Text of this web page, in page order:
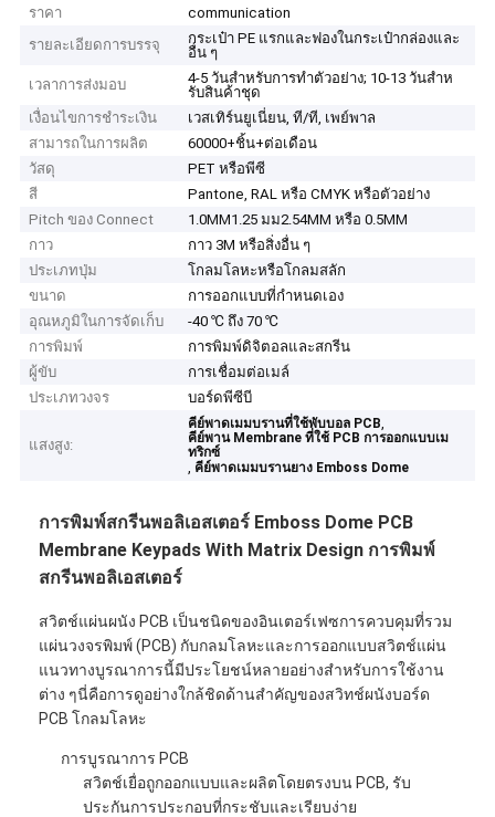
ราคา
communication
รายละเอียดการบรรจุ
กระเป๋า PE แรกและฟองในกระเป๋ากล่องและ
อื่น ๆ
เวลาการส่งมอบ
4-5 วันสําหรับการทําตัวอย่าง; 10-13 วันสําห
รับสินค้าชุด
เงื่อนไขการชำระเงิน
เวสเทิร์นยูเนี่ยน, ที/ที, เพย์พาล
สามารถในการผลิต
60000+ชิ้น+ต่อเดือน
วัสดุ
PET หรือพีซี
สี
Pantone, RAL หรือ CMYK หรือตัวอย่าง
Pitch ของ Connect
1.0MM1.25 มม2.54MM หรือ 0.5MM
กาว
กาว 3M หรือสิ่งอื่น ๆ
ประเภทปุ่ม
โกลมโลหะหรือโกลมสลัก
ขนาด
การออกแบบที่กำหนดเอง
อุณหภูมิในการจัดเก็บ
-40 ℃ ถึง 70 ℃
การพิมพ์
การพิมพ์ดิจิตอลและสกรีน
ผู้ขับ
การเชื่อมต่อเมล์
ประเภทวงจร
บอร์ดพีซีบี
แสงสูง:
คีย์พาดเมมบรานที่ใช้พับบอล PCB,
คีย์พาน Membrane ที่ใช้ PCB การออกแบบเม
ทริกซ์
, คีย์พาดเมมบรานยาง Emboss Dome
การพิมพ์สกรีนพอลิเอสเตอร์ Emboss Dome PCB
Membrane Keypads With Matrix Design การพิมพ์
สกรีนพอลิเอสเตอร์
สวิตช์แผ่นผนัง PCB เป็นชนิดของอินเตอร์เฟซการควบคุมที่รวม
แผ่นวงจรพิมพ์ (PCB) กับกลมโลหะและการออกแบบสวิตช์แผ่น
แนวทางบูรณาการนี้มีประโยชน์หลายอย่างสําหรับการใช้งาน
ต่าง ๆนี่คือการดูอย่างใกล้ชิดด้านสําคัญของสวิทช์ผนังบอร์ด
PCB โกลมโลหะ
การบูรณาการ PCB
สวิตช์เยื่อถูกออกแบบและผลิตโดยตรงบน PCB, รับ
ประกันการประกอบที่กระชับและเรียบง่าย